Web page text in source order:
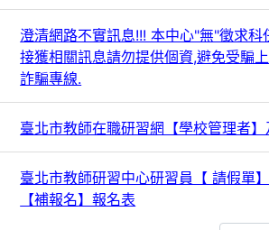
澄清網路不實訊息!!! 本中心"無"徵求科
接獲相關訊息請勿提供個資,避免受騙
詐騙專線.
臺北市教師在職研習網【學校管理者
臺北市教師研習中心研習員【 請假單
【補報名】報名表